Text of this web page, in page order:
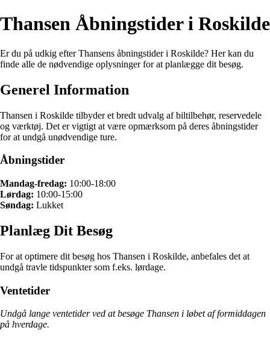
Thansen Åbningstider i Roskilde
Er du på udkig efter Thansens åbningstider i Roskilde? Her kan du
finde alle de nødvendige oplysninger for at planlægge dit besøg.
Generel Information
Thansen i Roskilde tilbyder et bredt udvalg af biltilbehør, reservedele
og værktøj. Det er vigtigt at være opmærksom på deres åbningstider
for at undgå unødvendige ture.
Åbningstider
Mandag-fredag: 10:00-18:00
Lørdag: 10:00-15:00
Søndag: Lukket
Planlæg Dit Besøg
For at optimere dit besøg hos Thansen i Roskilde, anbefales det at
undgå travle tidspunkter som f.eks. lørdage.
Ventetider
Undgå lange ventetider ved at besøge Thansen i løbet af formiddagen
på hverdage.